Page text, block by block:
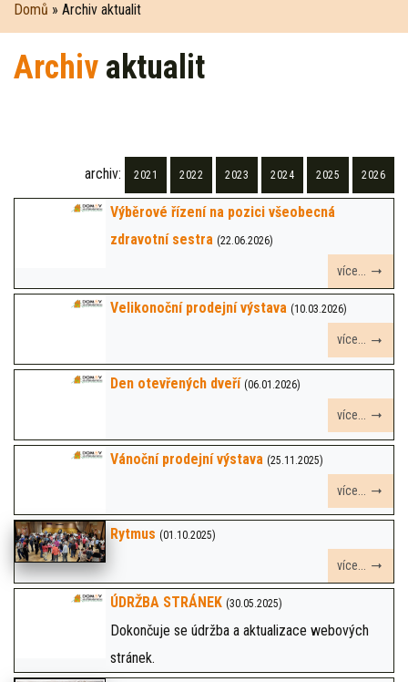
Domů » Archiv aktualit
Archiv aktualit
archiv: 2021 2022 2023 2024 2025 2026
Výběrové řízení na pozici všeobecná
zdravotní sestra (22.06.2026)
více...
Velikonoční prodejní výstava (10.03.2026)
více...
Den otevřených dveří (06.01.2026)
více...
Vánoční prodejní výstava (25.11.2025)
více...
Rytmus (01.10.2025)
více...
ÚDRŽBA STRÁNEK (30.05.2025)
Dokončuje se údržba a aktualizace webových
stránek.